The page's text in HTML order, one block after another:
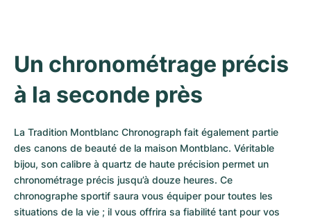
Un chronométrage précis
à la seconde près
La Tradition Montblanc Chronograph fait également partie
des canons de beauté de la maison Montblanc. Véritable
bijou, son calibre à quartz de haute précision permet un
chronométrage précis jusqu’à douze heures. Ce
chronographe sportif saura vous équiper pour toutes les
situations de la vie ; il vous offrira sa fiabilité tant pour vos